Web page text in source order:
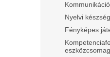
Kommunikáció
Nyelvi
Fényképes